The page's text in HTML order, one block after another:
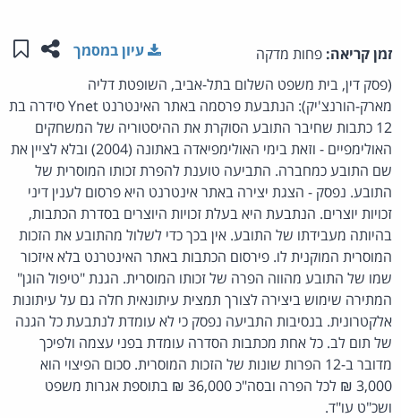
זמן קריאה: פחות מדקה שתפו
עיון במסמך
(פסק דין, בית משפט השלום בתל-אביב, השופטת דליה
מארק-הורנצ'יק): הנתבעת פרסמה באתר האינטרנט Ynet סידרה בת
12 כתבות שחיבר התובע הסוקרת את ההיסטוריה של המשחקים
האולימפיים - וזאת בימי האולימפיאדה באתונה (2004) ובלא לציין את
שם התובע כמחברה. התביעה טוענת להפרת זכותו המוסרית של
התובע. נפסק - הצגת יצירה באתר אינטרנט היא פרסום לענין דיני
זכויות יוצרים. הנתבעת היא בעלת זכויות היוצרים בסדרת הכתבות,
בהיותה מעבידתו של התובע. אין בכך כדי לשלול מהתובע את הזכות
המוסרית המוקנית לו. פירסום הכתבות באתר האינטרנט בלא איזכור
שמו של התובע מהווה הפרה של זכותו המוסרית. הגנת "טיפול הוגן"
המתירה שימוש ביצירה לצורך תמצית עיתונאית חלה גם על עיתונות
אלקטרונית. בנסיבות התביעה נפסק כי לא עומדת לנתבעת כל הגנה
של תום לב. כל אחת מכתבות הסדרה עומדת בפני עצמה ולפיכך
מדובר ב-12 הפרות שונות של הזכות המוסרית. סכום הפיצוי הוא
3,000 ₪ לכל הפרה ובסה"כ 36,000 ₪ בתוספת אגרות משפט
ושכ"ט עו"ד.